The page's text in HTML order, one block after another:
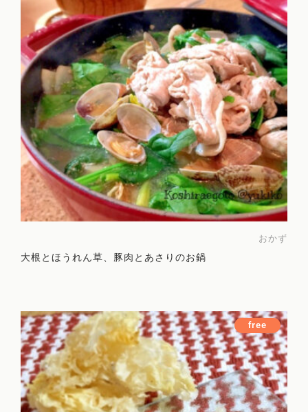
Works
プロフィール
まいにち薬膳とは
おかず
大根とほうれん草、豚肉とあさりのお鍋
free